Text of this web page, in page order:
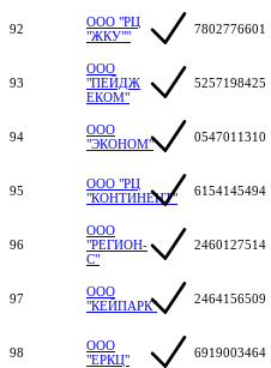
92
ООО "РЦ
"ЖКУ""
7802776601
93
ООО
"ПЕЙДЖ
ЕКОМ"
5257198425
94
ООО
"ЭКОНОМ"
0547011310
95
ООО "РЦ
"КОНТИНЕНТ"
6154145494
96
ООО
"РЕГИОН-
С"
2460127514
97
ООО
"КЕЙПАРК"
2464156509
98
ООО
"ЕРКЦ"
6919003464